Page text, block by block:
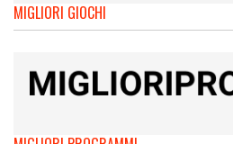
MIGLIORI GIOCHI